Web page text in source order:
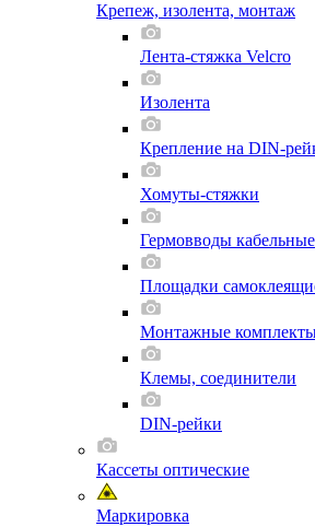
Крепеж, изолента, монтаж
Лента-стяжка Velcro
Изолента
Крепление на DIN-
Хомуты-стяжки
Гермовводы кабельные
Площадки
Монтажные
Клемы, соединители
DIN-рейки
Кассеты оптические
Маркировка